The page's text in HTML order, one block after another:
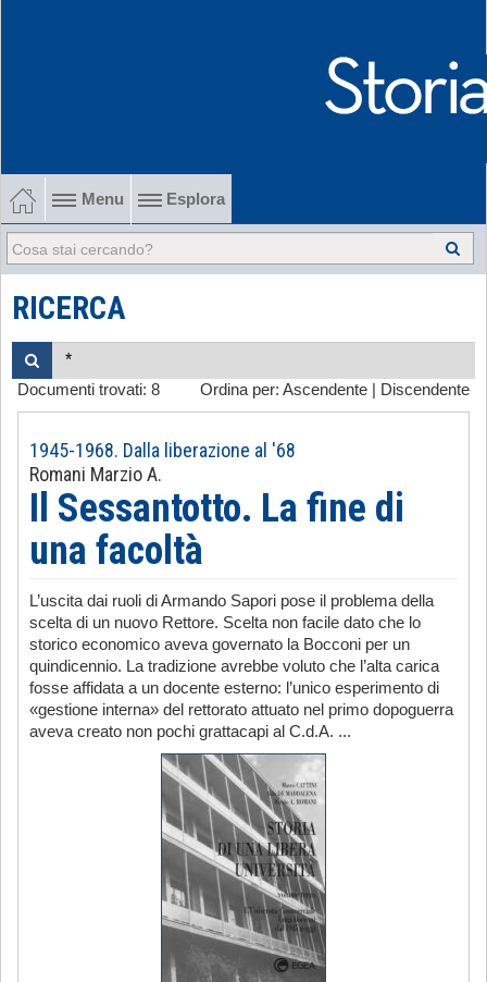
Menu Esplora
1902-1915 Gli esordi
1915-1945 Tra le due guerre
1945-1968 Dalla liberazione al '68
1968-2022 Dalla contestazione all'internazionalizzazione
-
RICERCA
Ordina per: Ascendente Discendente
Documenti trovati: 8
1945-1968. Dalla liberazione al '68
Romani Marzio A.
Il Sessantotto. La fine di
una facoltà
L’uscita dai ruoli di Armando Sapori pose il problema della
scelta di un nuovo Rettore. Scelta non facile dato che lo
storico economico aveva governato la Bocconi per un
quindicennio. La tradizione avrebbe voluto che l’alta carica
fosse affidata a un docente esterno: l’unico esperimento di
«gestione interna» del rettorato attuato nel primo dopoguerra
aveva creato non pochi grattacapi al C.d.A. ...